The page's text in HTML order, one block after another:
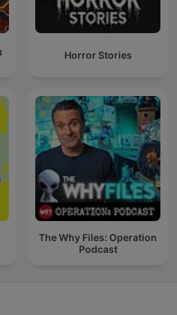
Horror Stories
The Why Files: Operation
Podcast